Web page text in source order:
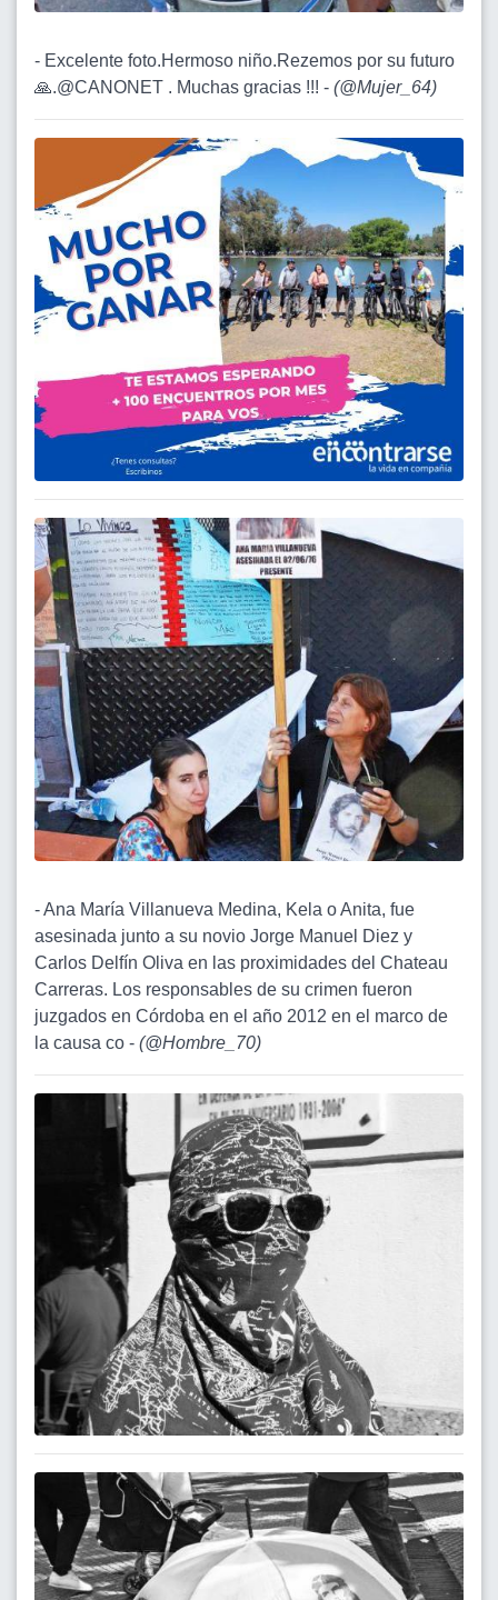
- Excelente foto.Hermoso niño.Rezemos por su futuro
🙏.@CANONET . Muchas gracias !!! - (@Mujer_64)
- Ana María Villanueva Medina, Kela o Anita, fue
asesinada junto a su novio Jorge Manuel Diez y
Carlos Delfín Oliva en las proximidades del Chateau
Carreras. Los responsables de su crimen fueron
juzgados en Córdoba en el año 2012 en el marco de
la causa co - (@Hombre_70)